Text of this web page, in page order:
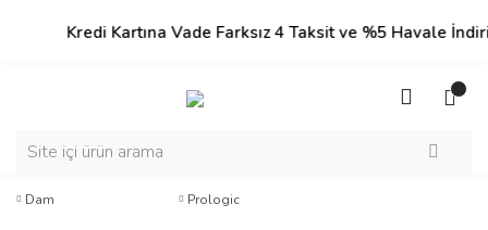
Kredi Kartına Vade Farksız 4 Taksit ve %5 Havale İndirimi!
Dam Prologic